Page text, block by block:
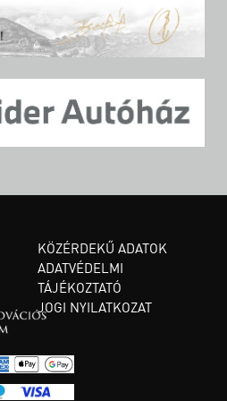
KÖZÉRDEKŰ ADATOK
ADATVÉDELMI
TÁJÉKOZTATÓ
JOGI NYILATKOZAT